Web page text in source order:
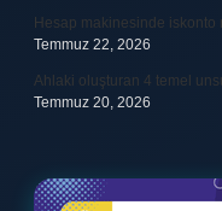
Hesap makinesinde iskonto
Temmuz 22, 2026
Ahlaki oluşturan 4 temel
Temmuz 20, 2026